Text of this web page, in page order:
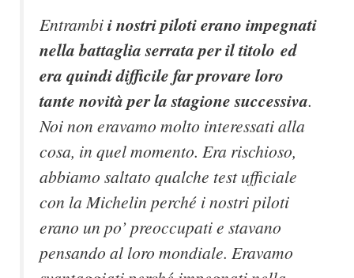
Entrambii nostri piloti erano impegnati
nella battaglia serrata per il titolo ed
era quindi difficile far provare loro
tante novità per la stagione successiva.
Noi non eravamo molto interessati alla
cosa, in quel momento. Era rischioso,
abbiamo saltato qualche test ufficiale
con la Michelin perché i nostri piloti
erano un po’ preoccupati e stavano
pensando al loro mondiale. Eravamo